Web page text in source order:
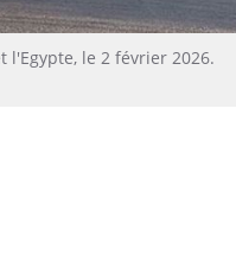
l'Egypte, le 2 février 2026.